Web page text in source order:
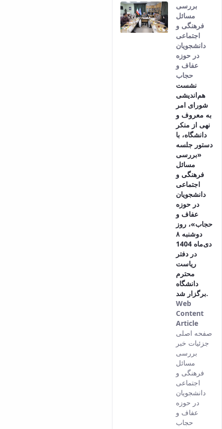
بررسی
مسائل
فرهنگی و
اجتماعی
دانشجویان
در حوزه
عفاف و
حجاب
نشست
هم‌اندیشی
شورای امر
به معروف و
نهی از منکر
دانشگاه، با
دستور جلسه
«بررسی
مسائل
فرهنگی و
اجتماعی
دانشجویان
در حوزه
عفاف و
حجاب»، روز
دوشنبه ۸
دی‌ماه 1404
در دفتر
ریاست
محترم
دانشگاه
برگزار شد.
Web
Content
Article
This
comes
the
صفحه اصلی
جزئیات خبر
بررسی
مسائل
فرهنگی و
اجتماعی
دانشجویان
در حوزه
عفاف و
حجاب